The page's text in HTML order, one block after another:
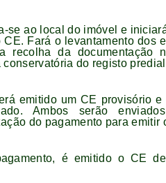
se ao local do imóvel e
Fará o levantamento dos
recolha da documentação
do registo
emitido um CE provisório
Ambos serão
do pagamento para emitir
é emitido o CE